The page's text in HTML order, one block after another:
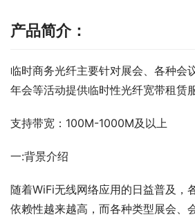
产品简介：
临时商务光纤主要针对展会、各种会
年会等活动提供临时性光纤宽带租赁
支持带宽：100M-1000M及以上
一:背景介绍
随着WiFi无线网络应用的日益普及，
依赖性越来越高，而各种类型展会、